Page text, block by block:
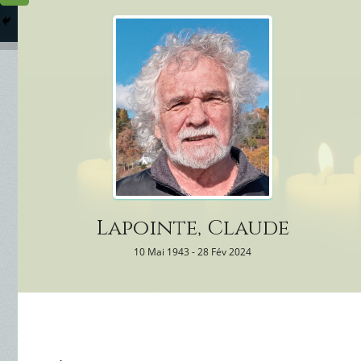
Columbarium
Services Funéraires
Lapointe, Claude
10 Mai 1943 - 28 Fév 2024